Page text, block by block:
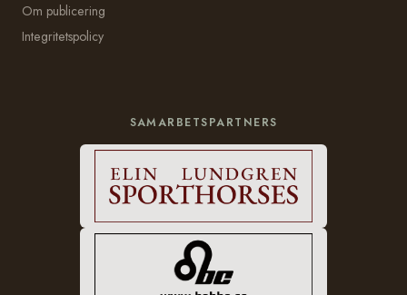
Om publicering
Integritetspolicy
SAMARBETSPARTNERS